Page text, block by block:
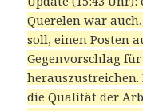
Querelen war
soll, einen Posten
Gegenvorschlag
die Qualität der